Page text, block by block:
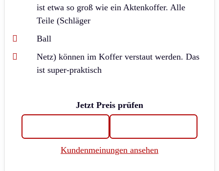
ist etwa so groß wie ein Aktenkoffer. Alle
Teile (Schläger
Ball
Netz) können im Koffer verstaut werden. Das
ist super-praktisch
Jetzt Preis prüfen
Kundenmeinungen ansehen